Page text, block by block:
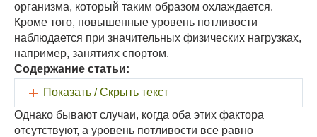
организма, который таким образом охлаждается.
Кроме того, повышенные уровень потливости
наблюдается при значительных физических нагрузках,
например, занятиях спортом.
Содержание статьи:
Показать / Скрыть текст
Однако бывают случаи, когда оба этих фактора
отсутствуют, а уровень потливости все равно